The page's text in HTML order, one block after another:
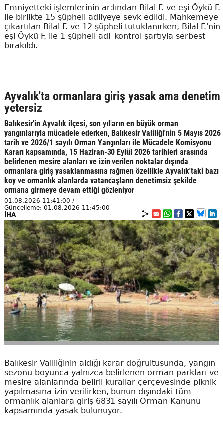
Emniyetteki işlemlerinin ardından Bilal F. ve eşi Öykü F.
ile birlikte 15 şüpheli adliyeye sevk edildi. Mahkemeye
çıkartılan Bilal F. ve 12 şüpheli tutuklanırken, Bilal F.'nin
eşi Öykü F. ile 1 şüpheli adli kontrol şartıyla serbest
bırakıldı.
Ayvalık'ta ormanlara giriş yasak ama denetim
yetersiz
Balıkesir'in Ayvalık ilçesi, son yılların en büyük orman
yangınlarıyla mücadele ederken, Balıkesir Valiliği'nin 5 Mayıs 2026
tarih ve 2026/1 sayılı Orman Yangınları ile Mücadele Komisyonu
Kararı kapsamında, 15 Haziran-30 Eylül 2026 tarihleri arasında
belirlenen mesire alanları ve izin verilen noktalar dışında
ormanlara giriş yasaklanmasına rağmen özellikle Ayvalık'taki bazı
koy ve ormanlık alanlarda vatandaşların denetimsiz şekilde
ormana girmeye devam ettiği gözleniyor
01.08.2026 11:41:00 /
Güncelleme: 01.08.2026 11:45:00
İHA
Balıkesir Valiliğinin aldığı karar doğrultusunda, yangın
sezonu boyunca yalnızca belirlenen orman parkları ve
mesire alanlarında belirli kurallar çerçevesinde piknik
yapılmasına izin verilirken, bunun dışındaki tüm
ormanlık alanlara giriş 6831 sayılı Orman Kanunu
kapsamında yasak bulunuyor.